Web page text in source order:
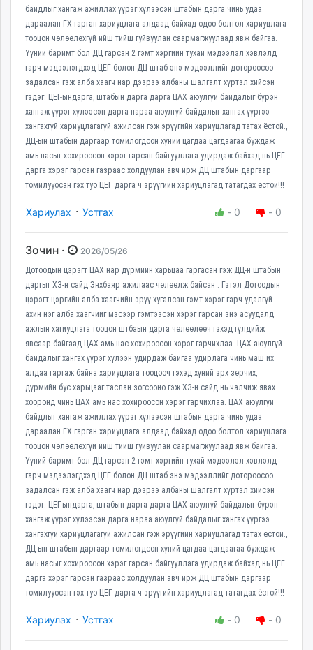
байдлыг хангаж ажиллах үүрэг хүлээсэн штабын дарга чинь удаа
дараалан ГХ гарган хариуцлага алдаад байхад одоо болтол хариуцлага
тооцон чөлөөлөхгүй ийш тийш гуйвуулан саармагжуулаад явж байгаа.
Үүний баримт бол ДЦ гарсан 2 гэмт хэргийн тухай мэдээлэл хэвлэлд
гарч мэдээлэгдхэд ЦЕГ болон ДЦ штаб энэ мэдээллийг дотороосоо
задалсан гэж алба хаагч нар дээрээ албаны шалгалт хүртэл хийсэн
гэдэг. ЦЕГ-ындарга, штабын дарга дарга ЦАХ аюулгүй байдалыг бүрэн
хангаж үүрэг хүлээсэн дарга нараа аюулгүй байдалыг хангах үүргээ
хангахгүй хариуцлагагүй ажилсан гэж эрүүгийн хариуцлагад татах ёстой.,
ДЦ-ын штабын даргаар томилогдсон хүний цагдаа цагдаагаа буждаж
амь насыг хохироосон хэрэг гарсан байгууллага удирдаж байхад нь ЦЕГ
дарга хэрэг гарсан газраас холдуулан авч ирж ДЦ штабын даргаар
томилууосан гэх туо ЦЕГ дарга ч эрүүгийн хариуцлагад татагдах ёстой!!!
Хариулах · Устгах - 0 - 0
Зочин · 2026/05/26
Дотоодын цэрэгт ЦАХ нар дүрмийн харьцаа гаргасан гэж ДЦ-н штабын
даргыг ХЗ-н сайд Энхбаяр ажилаас чөлөөлж байсан . Гэтэл Дотоодын
цэрэгт цэргийн алба хаагчийн эрүү хугалсан гэмт хэрэг гарч удалгүй
ахин нэг алба хаагчийг мэсээр гэмтээсэн хэрэг гарсан энэ асуудалд
ажлын хагиуцлага тооцон штбаын дарга чөлөөлөөч гэхэд гүлдийж
явсаар байгаад ЦАХ амь нас хохироосон хэрэг гарчихлаа. ЦАХ аюулгүй
байдалыг хангах үүрэг хүлээн удирдаж байгаа удирлага чинь маш их
алдаа гаргаж байна хариуцлага тооцооч гэхэд хүний эрх зөрчих,
дүрмийн бус харьцааг таслан зогсооно гэж ХЗ-н сайд нь чалчиж явах
хооронд чинь ЦАХ амь нас хохироосон хэрэг гарчихлаа. ЦАХ аюулгүй
байдлыг хангаж ажиллах үүрэг хүлээсэн штабын дарга чинь удаа
дараалан ГХ гарган хариуцлага алдаад байхад одоо болтол хариуцлага
тооцон чөлөөлөхгүй ийш тийш гуйвуулан саармагжуулаад явж байгаа.
Үүний баримт бол ДЦ гарсан 2 гэмт хэргийн тухай мэдээлэл хэвлэлд
гарч мэдээлэгдхэд ЦЕГ болон ДЦ штаб энэ мэдээллийг дотороосоо
задалсан гэж алба хаагч нар дээрээ албаны шалгалт хүртэл хийсэн
гэдэг. ЦЕГ-ындарга, штабын дарга дарга ЦАХ аюулгүй байдалыг бүрэн
хангаж үүрэг хүлээсэн дарга нараа аюулгүй байдалыг хангах үүргээ
хангахгүй хариуцлагагүй ажилсан гэж эрүүгийн хариуцлагад татах ёстой.,
ДЦ-ын штабын даргаар томилогдсон хүний цагдаа цагдаагаа буждаж
амь насыг хохироосон хэрэг гарсан байгууллага удирдаж байхад нь ЦЕГ
дарга хэрэг гарсан газраас холдуулан авч ирж ДЦ штабын даргаар
томилууосан гэх туо ЦЕГ дарга ч эрүүгийн хариуцлагад татагдах ёстой!!!
Хариулах · Устгах - 0 - 0